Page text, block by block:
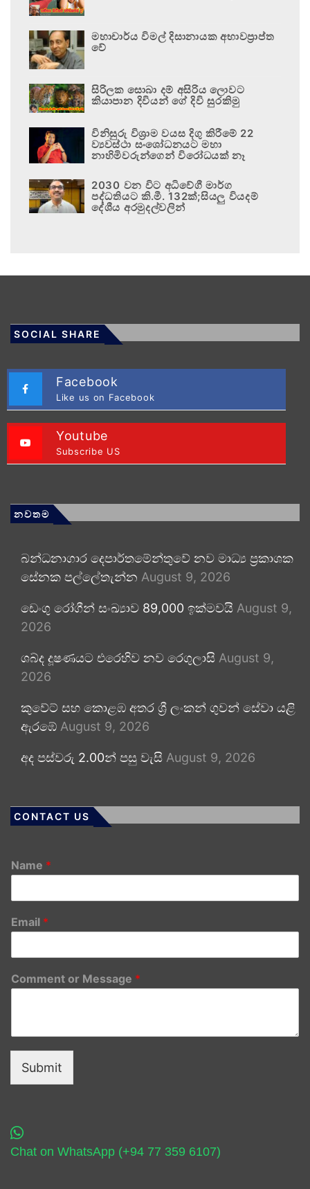
මහාචාර්ය විමල් දිසානායක අභාවප්‍රාප්ත
වේ
සිරිලක සොබා දම් අසිරිය ලොවට
කියාපාන දිවියන් ගේ දිවි සුරකිමු
විනිසුරු විශ්‍රාම වයස දිගු කිරීමේ 22
ව්‍යවස්ථා සංශෝධනයට මහා
නාහිමිවරුන්ගෙන් විරෝධයක් නෑ
2030 වන විට අධිවේගී මාර්ග
පද්ධතියට කි.මී. 132ක්;සියලු වියදම්
දේශීය අරමුදල්වලින්
SOCIAL SHARE
Facebook
Like us on Facebook
Youtube
Subscribe US
නවතම
බන්ධනාගාර දෙපාර්තමේන්තුවේ නව මාධ්‍ය ප්‍රකාශක
සේනක පල්ලේතැන්න August 9, 2026
ඩෙංගු රෝගීන් සංඛ්‍යාව 89,000 ඉක්මවයි August 9,
2026
ශබ්ද දූෂණයට එරෙහිව නව රෙගුලාසි August 9,
2026
කුවේට් සහ කොළඹ අතර ශ්‍රී ලංකන් ගුවන් සේවා යළි
ඇරඹේ August 9, 2026
අද පස්වරු 2.00න් පසු වැසි August 9, 2026
CONTACT US
Name *
Email *
Comment or Message *
Submit
Chat on WhatsApp (+94 77 359 6107)